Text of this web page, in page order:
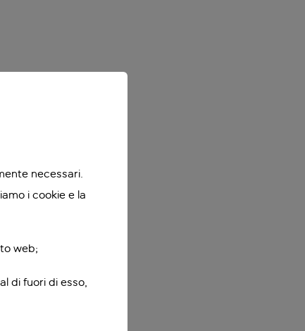
necessari.
i cookie e la
web;
di fuori di esso,